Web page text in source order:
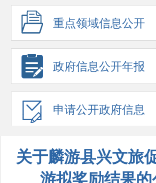
重点领域信息公开
政府信息公开年报
申请公开政府信息
关于麟游县兴文旅
游拟奖励结果的